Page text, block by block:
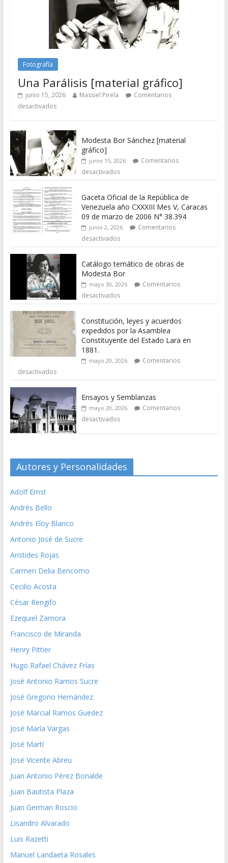
Fotografía
Una Parálisis [material gráfico]
junio 15, 2026 Massiel Pirela
Comentarios
desactivados
Modesta Bor Sánchez [material
gráfico]
junio 15, 2026
Comentarios
desactivados
Gaceta Oficial de la República de
Venezuela año CXXXIII Mes V, Caracas
09 de marzo de 2006 N° 38.394
junio 2, 2026
Comentarios
desactivados
Catálogo temático de obras de
Modesta Bor
mayo 30, 2026
Comentarios
desactivados
Constitución, leyes y acuerdos
expedidos por la Asamblea
Constituyente del Estado Lara en
1881.
mayo 20, 2026
Comentarios
desactivados
Ensayos y Semblanzas
mayo 20, 2026
Comentarios
desactivados
Autores y Personalidades
Adolf Ernst
Andrés Bello
Andrés Eloy Blanco
Antonio José de Sucre
Aristides Rojas
Carmen Delia Bencomo
Cecilio Acosta
César Rengifo
Ezequiel Zamora
Francisco de Miranda
Henry Pittier
Hugo Rafael Chávez Frías
José Antonio Ramos Sucre
José Gregorio Hernández
José Marcial Ramos Guedez
José María Vargas
José Martí
José Vicente Abreu
Juan Antonio Pérez Bonalde
Juan Bautista Plaza
Juan German Roscio
Lisandro Alvarado
Luis Razetti
Manuel Landaeta Rosales